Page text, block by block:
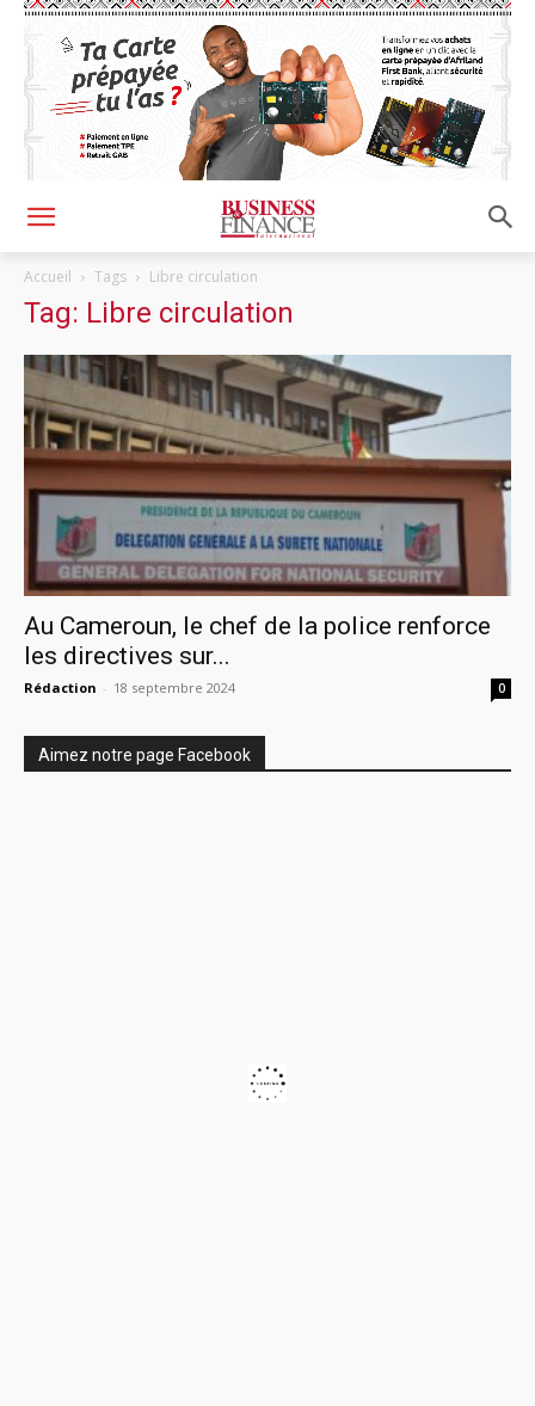
Accueil Tags Libre circulation
Tag: Libre circulation
Au Cameroun, le chef de la police renforce
les directives sur...
Rédaction - 18 septembre 2024 0
Aimez notre page Facebook